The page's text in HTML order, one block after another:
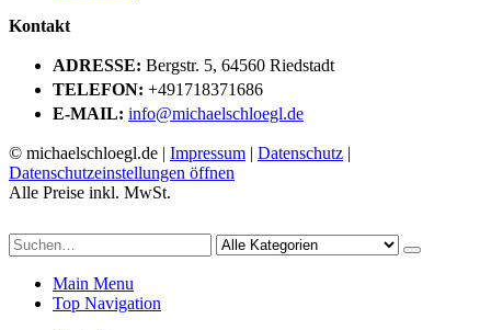
Kontakt
ADRESSE: Bergstr. 5, 64560 Riedstadt
TELEFON: +491718371686
E-MAIL: info@michaelschloegl.de
© michaelschloegl.de | Impressum | Datenschutz |
Datenschutzeinstellungen öffnen
Alle Preise inkl. MwSt.
Main Menu
Top Navigation